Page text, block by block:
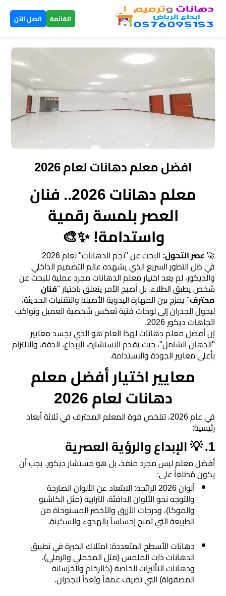
القائمة اتصل الآن ×
الرئيسية
دهانات
دهانات
تركيب
ديكور
فوم
الرياض
بناء
ملاحق
الرياض
شيبورد
عوازل
اسطح
الرياض
ديكورات
افضل معلم دهانات لعام 2026
معلم دهانات 2026.. فنان
العصر بلمسة رقمية
واستدامة! ✨🎨
​🚀 عصر التحول: البحث عن "نجم الدهانات" لعام 2026
​في ظل التطور السريع الذي يشهده عالم التصميم الداخلي
والديكور، لم يعد اختيار معلم الدهانات مجرد عملية للبحث عن
شخص يطبق الطلاء. بل أصبح الأمر يتعلق باختيار "فنان
محترف" يمزج بين المهارة اليدوية الأصيلة والتقنيات الحديثة،
ليحول الجدران إلى لوحات فنية تعكس شخصية العميل وتواكب
اتجاهات ديكور 2026.
​إن أفضل معلم دهانات لهذا العام هو الذي يجسد معايير
"الدهان الشامل"، حيث يقدم الاستشارة، الإبداع، الدقة، والالتزام
بأعلى معايير الجودة والاستدامة.
​معايير اختيار أفضل معلم
دهانات لعام 2026
​في عام 2026، تتلخص قوة المعلم المحترف في ثلاثة أبعاد
رئيسية:
​1. 💡 الإبداع والرؤية العصرية
​أفضل معلم ليس مجرد منفذ، بل هو مستشار ديكور. يجب أن
يكون مُطلعاً على:
​ألوان 2026 الرائجة: الابتعاد عن الألوان الصارخة
والتوجه نحو الألوان الدافئة، الترابية (مثل الكاشيو
والموكا)، ودرجات الأزرق والأخضر المستوحاة من
الطبيعة التي تمنح إحساساً بالهدوء والسكينة.
​دهانات الأسطح المتعددة: امتلاك الخبرة في تطبيق
الدهانات ذات الملمس (مثل المخملي والرملي)،
ودهانات التأثيرات الخاصة (كالرخام والخرسانة
المصقولة) التي تضيف عمقاً وبُعداً للجدران.